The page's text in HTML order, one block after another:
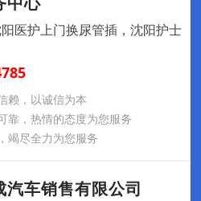
医护上门换尿管插，沈阳护士
赖，以诚信为本
靠，热情的态度为您服务
竭尽全力为您服务
车销售有限公司